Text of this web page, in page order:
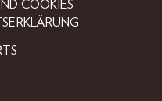
COOKIES